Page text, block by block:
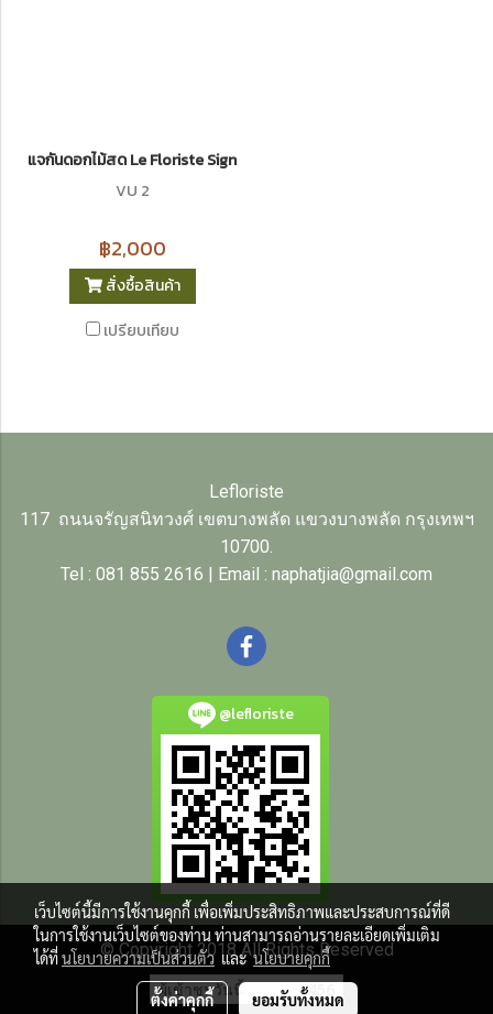
แจกันดอกไม้สด Le Floriste Signature Vases No. 2 (พรีเมียม)
VU 2
฿2,000
สั่งซื้อสินค้า
เปรียบเทียบ
Lefloriste
117 ถนนจรัญสนิทวงศ์ เขตบางพลัด แขวงบางพลัด กรุงเทพฯ
10700.
Tel : 081 855 2616 | Email : naphatjia@gmail.com
@lefloriste
© Copyright 2018 All Rights Reserved
ผู้เข้าชมวันนี้
456
เว็บไซต์นี้มีการใช้งานคุกกี้ เพื่อเพิ่มประสิทธิภาพและประสบการณ์ที่ดี
ในการใช้งานเว็บไซต์ของท่าน ท่านสามารถอ่านรายละเอียดเพิ่มเติม
ได้ที่นโยบายความเป็นส่วนตัวและนโยบายคุกกี้
ตั้งค่าคุกกี้ ยอมรับทั้งหมด